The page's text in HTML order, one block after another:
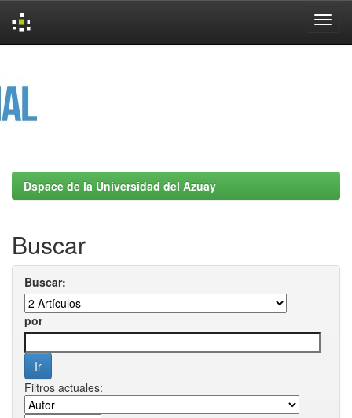
Dspace de la Universidad del Azuay
Buscar
Buscar:
por
Filtros actuales: